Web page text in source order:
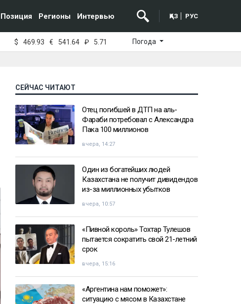
Позиция Регионы Интервью ҚАЗ РУС
$ 469.93 € 541.64 ₽ 5.71 Погода
СЕЙЧАС ЧИТАЮТ
Отец погибшей в ДТП на аль-
Фараби потребовал с Александра
Пака 100 миллионов
вчера, 14:27
Один из богатейших людей
Казахстана не получит дивидендов
из-за миллионных убытков
вчера, 10:57
«Пивной король» Тохтар Тулешов
пытается сократить свой 21-летний
срок
вчера, 15:16
«Аргентина нам поможет»:
ситуацию с мясом в Казахстане